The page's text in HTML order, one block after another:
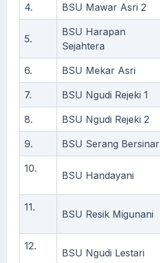
4. BSU Mawar Asri 2
5.
BSU Harapan
Sejahtera
6. BSU Mekar Asri
7. BSU Ngudi Rejeki 1
8. BSU Ngudi Rejeki 2
9. BSU Serang Bersinar
10.
BSU Handayani
11.
BSU Resik Migunani
12.
BSU Ngudi Lestari